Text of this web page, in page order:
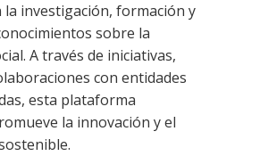
investigación, formación y
sobre la
A través de iniciativas,
con entidades
esta plataforma
la innovación y el